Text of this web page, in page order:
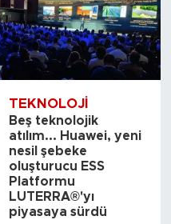
TEKNOLOJI
Beş teknolojik
atılım... Huawei, yeni
nesil şebeke
oluşturucu ESS
Platformu
LUTERRA®'yı
piyasaya sürdü